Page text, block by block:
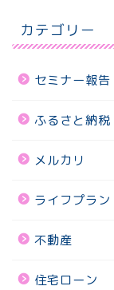
カテゴリー
セミナー報告
ふるさと納税
メルカリ
ライフプラン
不動産
住宅ローン